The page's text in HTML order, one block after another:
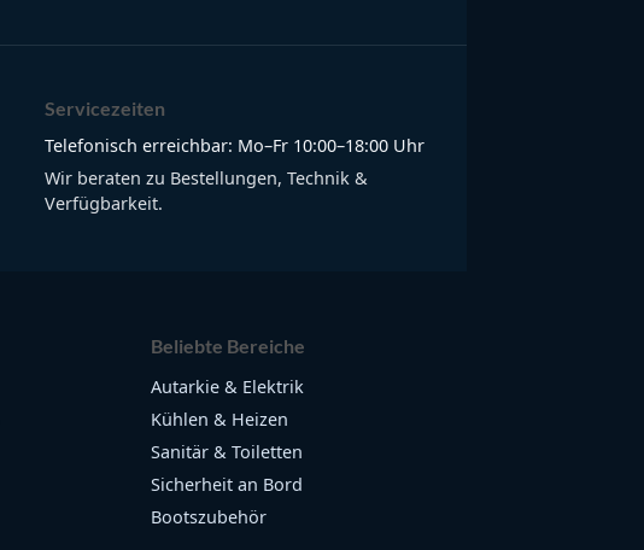
Servicezeiten
Telefonisch erreichbar: Mo–Fr 10:00–18:00 Uhr
Wir beraten zu Bestellungen, Technik &
Verfügbarkeit.
Beliebte Bereiche
Autarkie & Elektrik
Kühlen & Heizen
Sanitär & Toiletten
Sicherheit an Bord
Bootszubehör